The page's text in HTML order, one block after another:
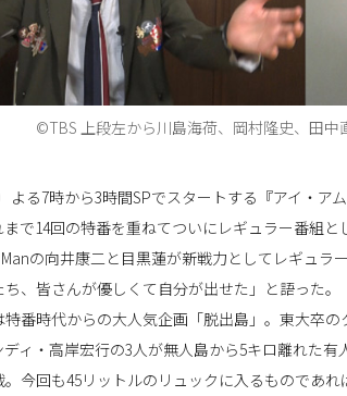
©TBS 上段左から川島海荷、岡村隆史、田
よる7時から3時間SPでスタートする『アイ・
で14回の特番を重ねてついにレギュラー番組
の向井康二と目黒蓮が新戦力としてレギュ
、皆さんが優しくて自分が出せた」と語った。
番時代からの大人気企画「脱出島」。東大卒
ィ・高岸宏行の3人が無人島から5キロ離れた
今回も45リットルのリュックに入るものであ